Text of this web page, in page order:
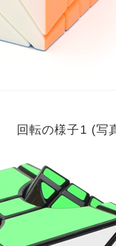
回転の様子1 (写